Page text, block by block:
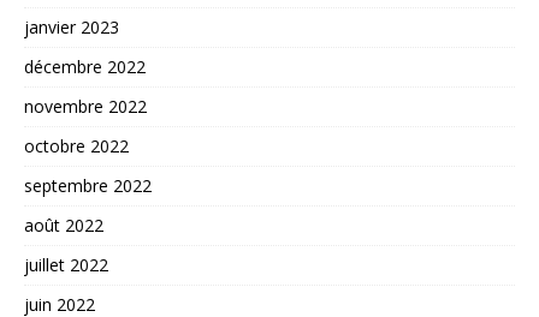
janvier 2023
décembre 2022
novembre 2022
octobre 2022
septembre 2022
août 2022
juillet 2022
juin 2022